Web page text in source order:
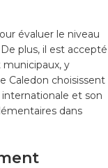
évaluer le niveau
plus, il est accepté
y
Caledon choisissent
et son
dans